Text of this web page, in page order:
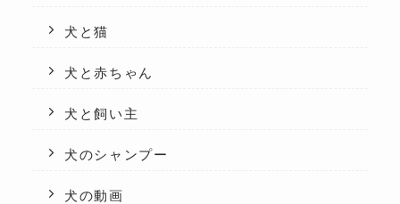
犬と猫
犬と赤ちゃん
犬と飼い主
犬のシャンプー
犬の動画